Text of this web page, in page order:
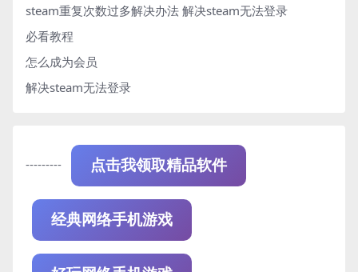
steam重复次数过多解决办法 解决steam无法登录
必看教程
怎么成为会员
解决steam无法登录
--------- 点击我领取精品软件
经典网络手机游戏